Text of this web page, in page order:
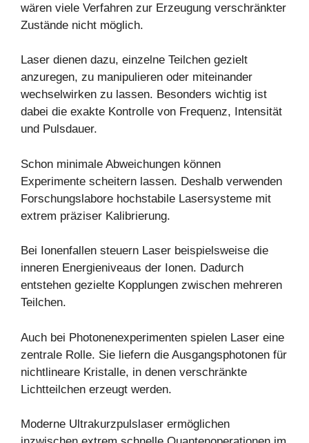
wären viele Verfahren zur Erzeugung verschränkter
Zustände nicht möglich.
Laser dienen dazu, einzelne Teilchen gezielt
anzuregen, zu manipulieren oder miteinander
wechselwirken zu lassen. Besonders wichtig ist
dabei die exakte Kontrolle von Frequenz, Intensität
und Pulsdauer.
Schon minimale Abweichungen können
Experimente scheitern lassen. Deshalb verwenden
Forschungslabore hochstabile Lasersysteme mit
extrem präziser Kalibrierung.
Bei Ionenfallen steuern Laser beispielsweise die
inneren Energieniveaus der Ionen. Dadurch
entstehen gezielte Kopplungen zwischen mehreren
Teilchen.
Auch bei Photonenexperimenten spielen Laser eine
zentrale Rolle. Sie liefern die Ausgangsphotonen für
nichtlineare Kristalle, in denen verschränkte
Lichtteilchen erzeugt werden.
Moderne Ultrakurzpulslaser ermöglichen